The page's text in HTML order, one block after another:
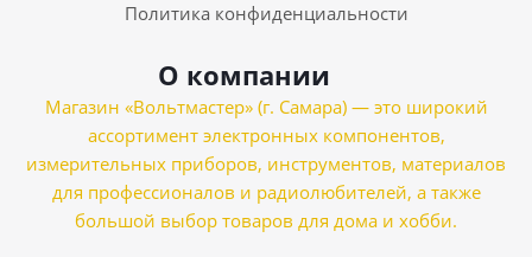
Политика конфиденциальности
О компании
Магазин «Вольтмастер» (г. Самара) — это широкий
ассортимент электронных компонентов,
измерительных приборов, инструментов, материалов
для профессионалов и радиолюбителей, а также
большой выбор товаров для дома и хобби.